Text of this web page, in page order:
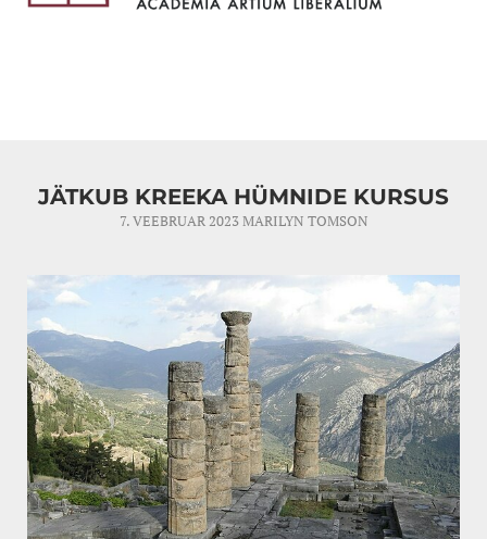
JÄTKUB KREEKA HÜMNIDE KURSUS
7. VEEBRUAR 2023MARILYN TOMSON